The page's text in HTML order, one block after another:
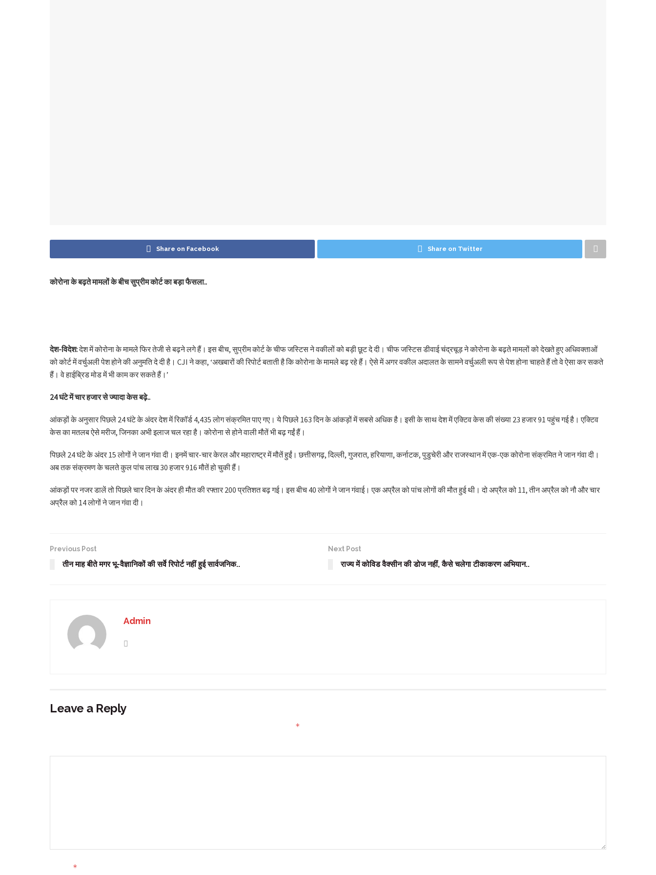
Share on Facebook Share on Twitter
कोरोना के बढ़ते मामलों के बीच सुप्रीम कोर्ट का बड़ा फैसला..
देश-विदेश:देश में कोरोना के मामले फिर तेजी से बढ़ने लगे हैं। इस बीच, सुप्रीम कोर्ट के चीफ जस्टिस ने वकीलों को बड़ी छूट दे दी। चीफ जस्टिस डीवाई चंद्रचूड़ ने कोरोना के बढ़ते मामलों को देखते हुए अधिवक्ताओं
को कोर्ट में वर्चुअली पेश होने की अनुमति दे दी है। CJI ने कहा, ‘अखबारों की रिपोर्ट बताती है कि कोरोना के मामले बढ़ रहे हैं। ऐसे में अगर वकील अदालत के सामने वर्चुअली रूप से पेश होना चाहते हैं तो वे ऐसा कर सकते
हैं। वे हाईब्रिड मोड में भी काम कर सकते हैं।’
24 घंटे में चार हजार से ज्यादा केस बढ़े..
आंकड़ों के अनुसार पिछले 24 घंटे के अंदर देश में रिकॉर्ड 4,435 लोग संक्रमित पाए गए। ये पिछले 163 दिन के आंकड़ों में सबसे अधिक है। इसी के साथ देश में एक्टिव केस की संख्या 23 हजार 91 पहुंच गई है। एक्टिव
केस का मतलब ऐसे मरीज, जिनका अभी इलाज चल रहा है। कोरोना से होने वाली मौतें भी बढ़ गईं हैं।
पिछले 24 घंटे के अंदर 15 लोगों ने जान गंवा दी। इनमें चार-चार केरल और महाराष्ट्र में मौतें हुईं। छत्तीसगढ़, दिल्ली, गुजरात, हरियाणा, कर्नाटक, पुडुचेरी और राजस्थान में एक-एक कोरोना संक्रमित ने जान गंवा दी।
अब तक संक्रमण के चलते कुल पांच लाख 30 हजार 916 मौतें हो चुकी हैं।
आंकड़ों पर नजर डालें तो पिछले चार दिन के अंदर ही मौत की रफ्तार 200 प्रतिशत बढ़ गई। इस बीच 40 लोगों ने जान गंवाई। एक अप्रैल को पांच लोगों की मौत हुई थी। दो अप्रैल को 11, तीन अप्रैल को नौ और चार
अप्रैल को 14 लोगों ने जान गंवा दी।
Previous Post
तीन माह बीते मगर भू-वैज्ञानिकों की सर्वे रिपोर्ट नहीं हुई सार्वजनिक..
Next Post
राज्य में कोविड वैक्सीन की डोज नहीं, कैसे चलेगा टीकाकरण अभियान..
Admin
Leave a Reply
*
*